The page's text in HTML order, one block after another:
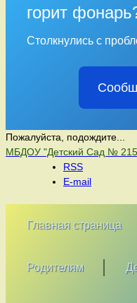
горит
Столкнулись с
Пожалуйста, подождите...
Перейти
содержимому
МБДОУ "Детский Сад №
RSS
E-mail
Главная страница
Родителям